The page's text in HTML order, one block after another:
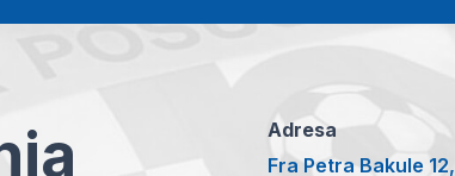
Adresa
Fra Petra Bakule 12,